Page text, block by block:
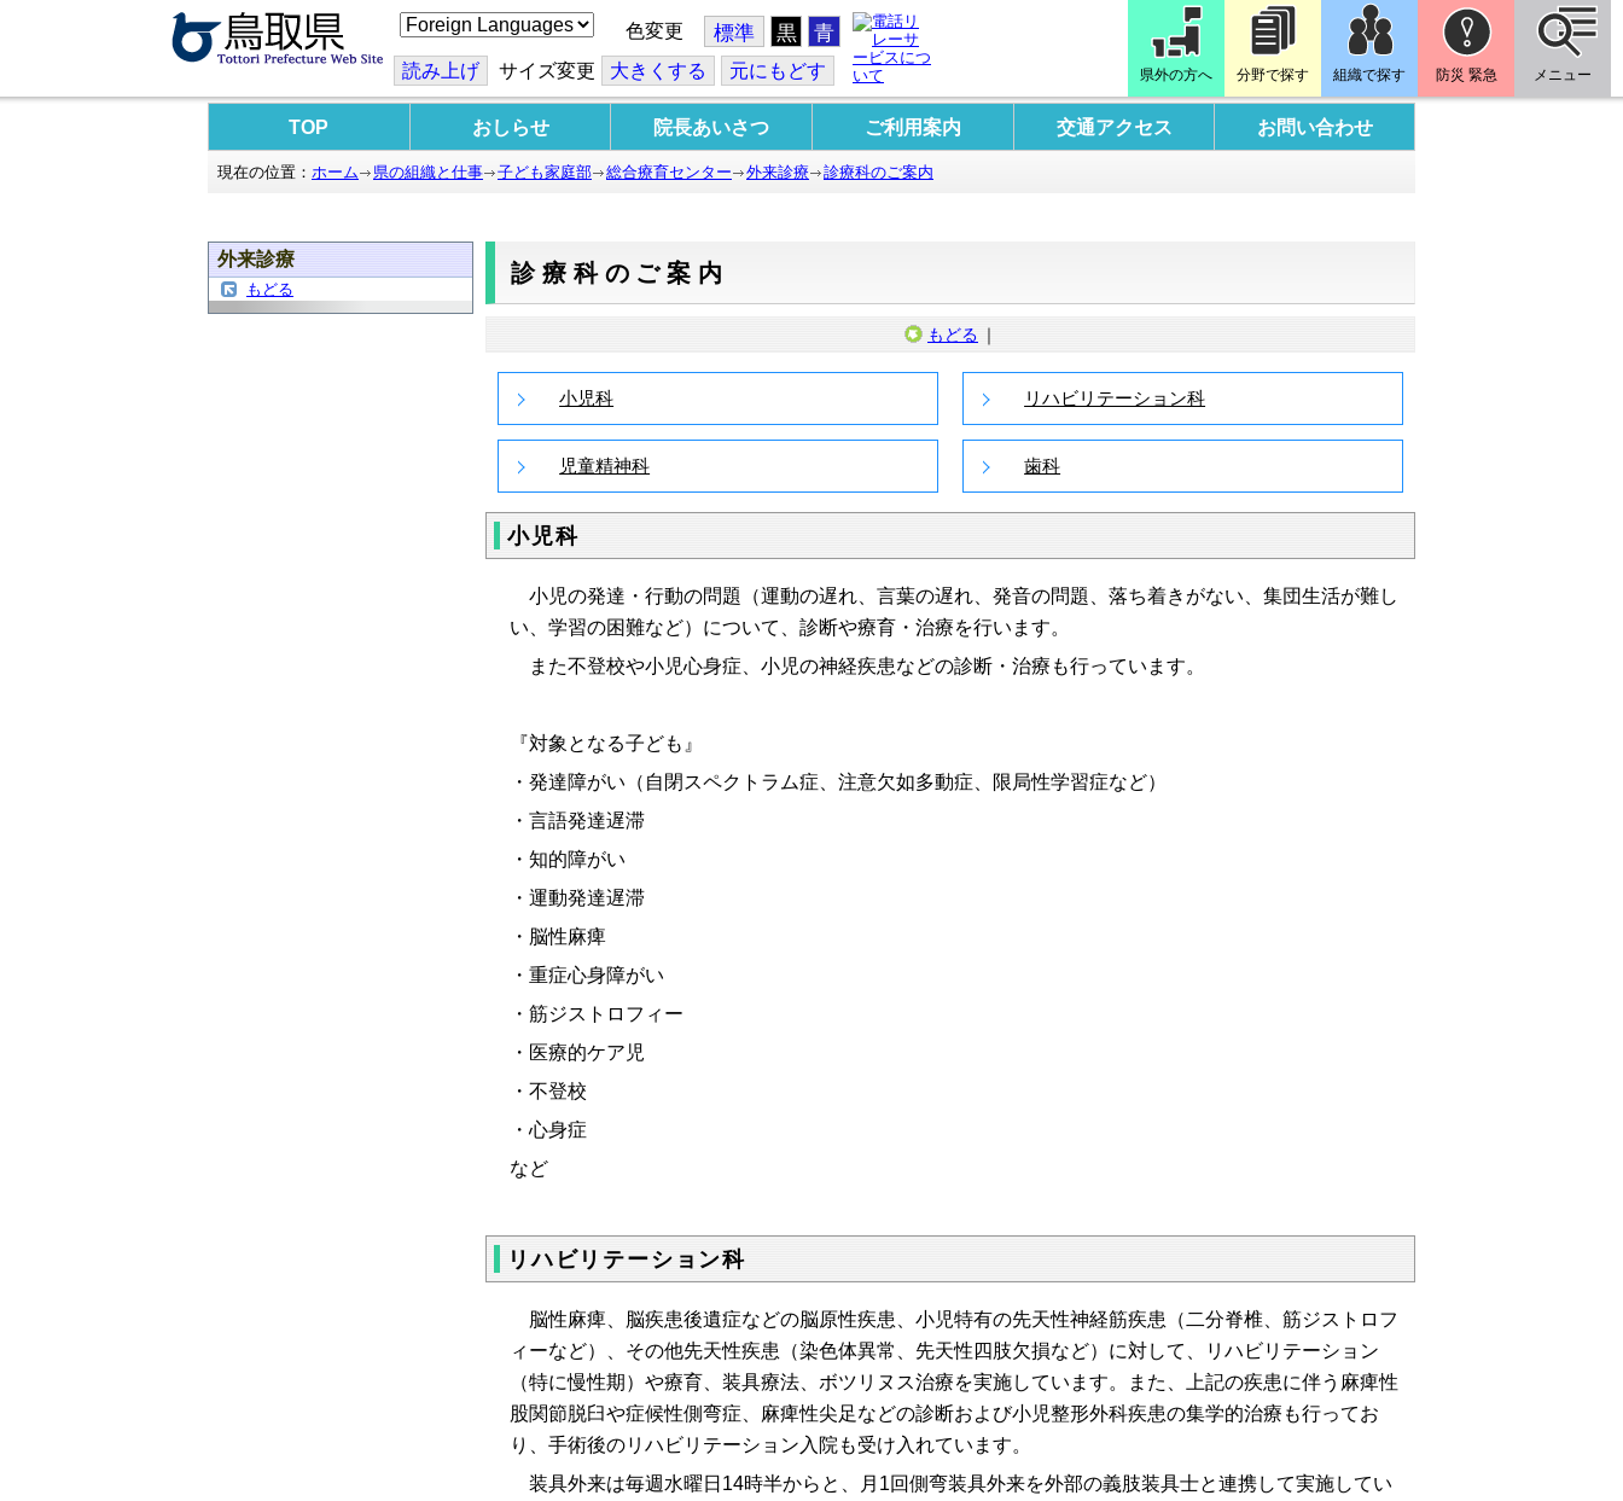
こ
の
ジ
を
る
色変更 標準 黒 青
読み上げ サイズ変更 大きくする 元にもどす 県外の方へ 分野で探す 組織で探す 防災 緊急 メニュー
TOP おしらせ 院長あいさつ ご利用案内 交通アクセス お問い合わせ
現在の位置： ホーム 県の組織と仕事 子ども家庭部 総合療育センター 外来診療 診療科のご案内
外来診療
もどる
診療科のご案内
もどる ｜
小児科 リハビリテーション科
児童精神科 歯科
小児科
小児の発達・行動の問題（運動の遅れ、言葉の遅れ、発音の問題、落ち着きがない、集団生活が難し
い、学習の困難など）について、診断や療育・治療を行います。
また不登校や小児心身症、小児の神経疾患などの診断・治療も行っています。
『対象となる子ども』
・発達障がい（自閉スペクトラム症、注意欠如多動症、限局性学習症など）
・言語発達遅滞
・知的障がい
・運動発達遅滞
・脳性麻痺
・重症心身障がい
・筋ジストロフィー
・医療的ケア児
・不登校
・心身症
など
リハビリテーション科
脳性麻痺、脳疾患後遺症などの脳原性疾患、小児特有の先天性神経筋疾患（二分脊椎、筋ジストロフ
ィーなど）、その他先天性疾患（染色体異常、先天性四肢欠損など）に対して、リハビリテーション
（特に慢性期）や療育、装具療法、ボツリヌス治療を実施しています。また、上記の疾患に伴う麻痺性
股関節脱臼や症候性側弯症、麻痺性尖足などの診断および小児整形外科疾患の集学的治療も行ってお
り、手術後のリハビリテーション入院も受け入れています。
装具外来は毎週水曜日14時半からと、月1回側弯装具外来を外部の義肢装具士と連携して実施してい